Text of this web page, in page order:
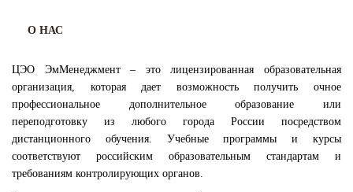
О НАС
ЦЭО ЭмМенеджмент – это лицензированная образовательная
организация, которая дает возможность получить очное
профессиональное дополнительное образование или
переподготовку из любого города России посредством
дистанционного обучения. Учебные программы и курсы
соответствуют российским образовательным стандартам и
требованиям контролирующих органов.